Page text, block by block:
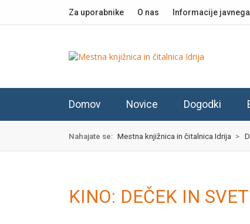
glavno
dostopnosti
Za uporabnike O nas Informacije
Domov Novice Dogodki
Nahajate se: Mestna knjižnica in čitalnica Idrija >
KINO: DEČEK IN